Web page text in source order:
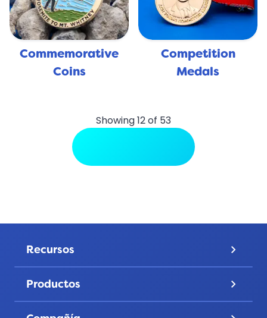
Commemorative
Coins
Competition
Medals
Showing 12 of 53
Recursos keyboard_arrow_down
Precios
Galería
Productos keyboard_arrow_down
Pines de solapa